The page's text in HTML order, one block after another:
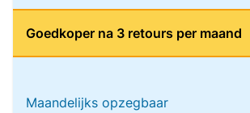
Goedkoper na 3 retours per maand
Maandelijks opzegbaar